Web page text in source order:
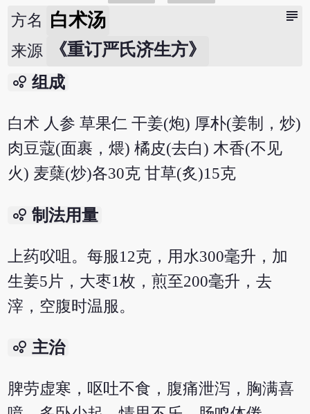
subject
方名 白术汤
来源 《重订严氏济生方》
bubble_chart 组成
白术 人参 草果仁 干姜(炮) 厚朴(姜制，炒)
肉豆蔻(面裹，煨) 橘皮(去白) 木香(不见
火) 麦蘖(炒)各30克 甘草(炙)15克
bubble_chart 制法用量
上药㕮咀。每服12克，用水300毫升，加
生姜5片，大枣1枚，煎至200毫升，去
滓，空腹时温服。
bubble_chart 主治
脾劳虚寒，呕吐不食，腹痛泄泻，胸满喜